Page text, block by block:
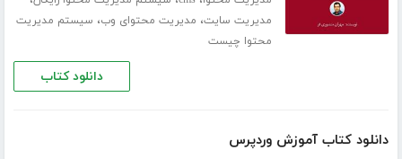
مدیریت سایت، مدیریت محتوای وب، سیستم مدیریت
محتوا چیست
دانلود کتاب
دانلود کتاب آموزش وردپرس